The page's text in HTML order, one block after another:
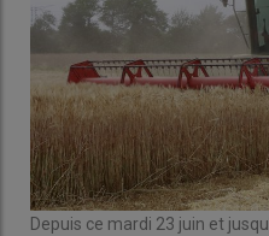
Depuis ce mardi 23 juin et